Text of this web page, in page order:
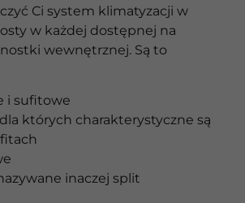
Ci system klimatyzacji w
w każdej dostępnej na
wewnętrznej. Są to
i sufitowe
dla których charakterystyczne są
inaczej split